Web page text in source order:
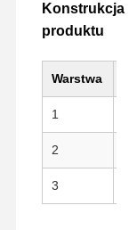
Konstrukcja
produktu
Warstwa
1
2
3